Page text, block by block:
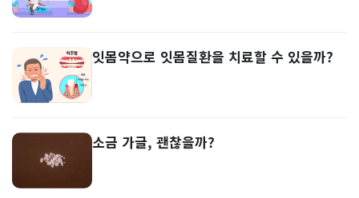
잇몸약으로 잇몸질환을 치료할 수 있을까?
소금 가글, 괜찮을까?